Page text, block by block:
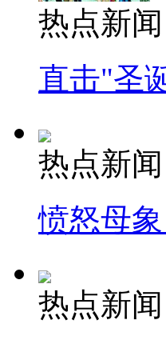
热点新闻
直击"圣
热点新闻
愤怒母
热点新闻